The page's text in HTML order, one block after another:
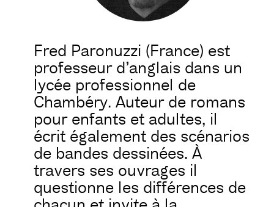
Fred Paronuzzi (France) est
professeur d’anglais dans un
lycée professionnel de
Chambéry. Auteur de romans
pour enfants et adultes, il
écrit également des scénarios
de bandes dessinées. À
travers ses ouvrages il
questionne les différences de